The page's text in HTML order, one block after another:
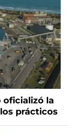
oficializó la
prácticos